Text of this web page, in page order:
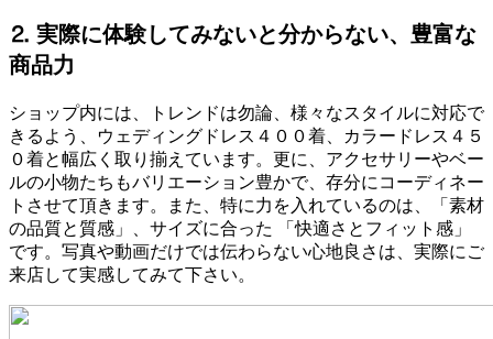
⒉ 実際に体験してみないと分からない、豊富な
商品力
ショップ内には、トレンドは勿論、様々なスタイルに対応で
きるよう、ウェディングドレス４００着、カラードレス４５
０着と幅広く取り揃えています。更に、アクセサリーやベー
ルの小物たちもバリエーション豊かで、存分にコーディネー
トさせて頂きます。また、特に力を入れているのは、「素材
の品質と質感」、サイズに合った 「快適さとフィット感」
です。写真や動画だけでは伝わらない心地良さは、実際にご
来店して実感してみて下さい。